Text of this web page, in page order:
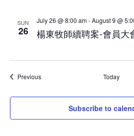
SUN
26 楊東牧師續聘案-會員大
July 26 @ 8:00 am-August 9 @
PreviousEvents Today
Subscribe to